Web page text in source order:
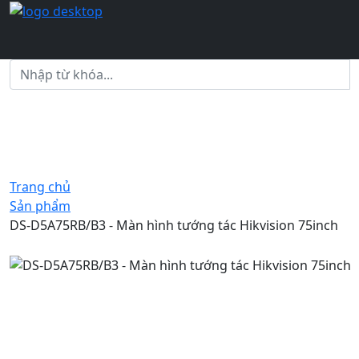
Trang chủ
Sản phẩm
DS-D5A75RB/B3 - Màn hình tướng tác Hikvision 75inch